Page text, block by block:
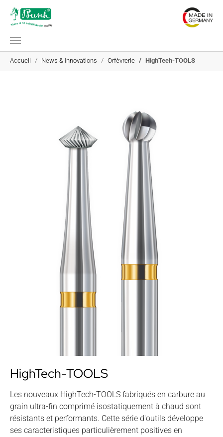
Aller au contenu principal
Vous êtes ici:
Accueil
News & Innovations Orfèvrerie HighTech-TOOLS
HighTech-TOOLS
Les nouveaux HighTech-TOOLS fabriqués en carbure au
grain ultra-fin comprimé isostatiquement à chaud sont
résistants et performants. Cette série d'outils développe
ses caracteristiques particulièrement positives en